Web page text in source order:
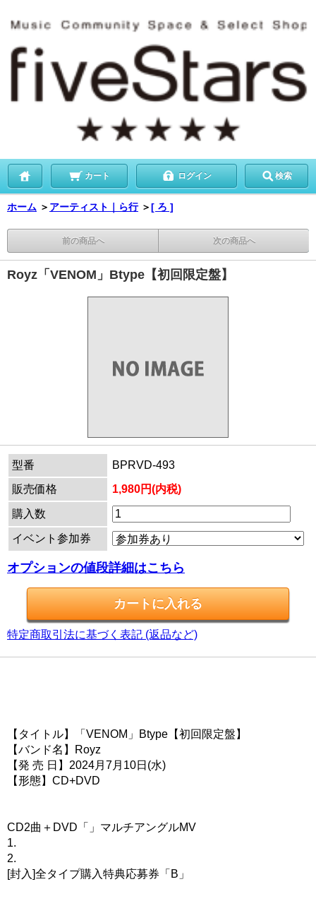
カート ログイン 検索
ホーム ＞ アーティスト｜ら行 ＞[ ろ ]
前の商品へ 次の商品へ
Royz「VENOM」Btype【初回限定盤】
型番
BPRVD-493
販売価格
1,980円(内税)
購入数
イベント参加券
オプションの値段詳細はこちら
特定商取引法に基づく表記 (返品など)
【タイトル】「VENOM」Btype【初回限定盤】
【バンド名】Royz
【発 売 日】2024月7月10日(水)
【形態】CD+DVD
CD2曲＋DVD「」マルチアングルMV
1.
2.
[封入]全タイプ購入特典応募券「B」